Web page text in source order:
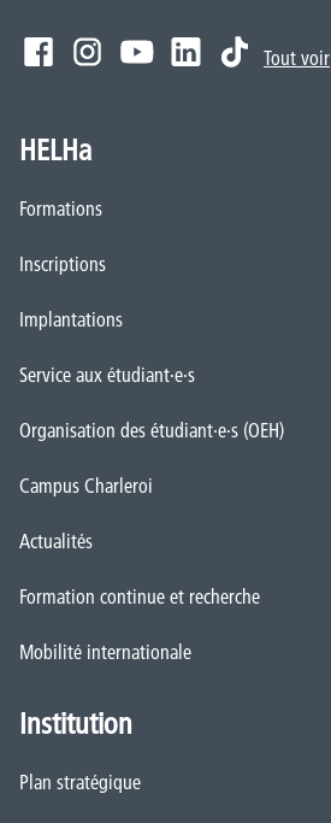
Tout voir
HELHa
Formations
Inscriptions
Implantations
Service aux étudiant·e·s
Organisation des étudiant·e·s (OEH)
Campus Charleroi
Actualités
Formation continue et recherche
Mobilité internationale
Institution
Plan stratégique